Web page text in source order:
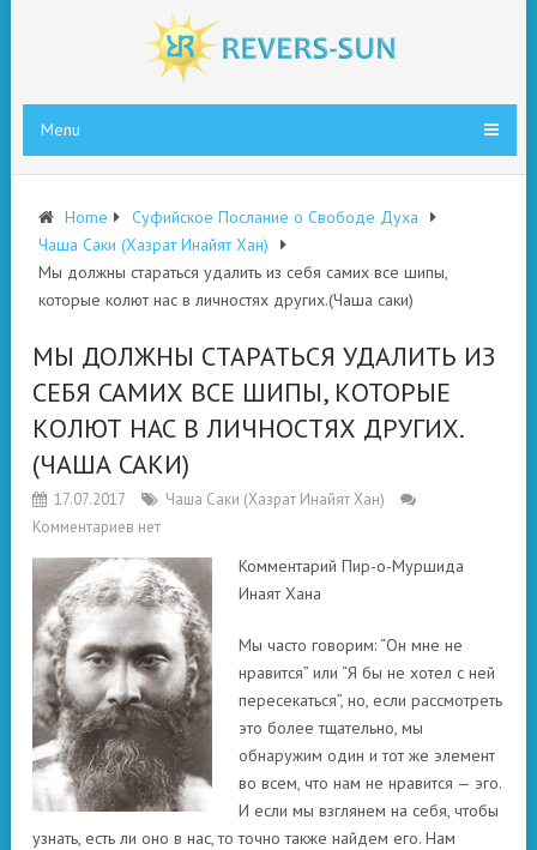
Menu
Home
Суфийское Послание о Свободе Духа
Чаша Саки (Хазрат Инайят Хан)
Мы должны стараться удалить из себя самих все шипы,
которые колют нас в личностях других.(Чаша саки)
МЫ ДОЛЖНЫ СТАРАТЬСЯ УДАЛИТЬ ИЗ
СЕБЯ САМИХ ВСЕ ШИПЫ, КОТОРЫЕ
КОЛЮТ НАС В ЛИЧНОСТЯХ ДРУГИХ.
(ЧАША САКИ)
17.07.2017
Чаша Саки (Хазрат Инайят Хан)
Комментариев нет
Комментарий Пир-о-Муршида
Инаят Хана
Мы часто говорим: “Он мне не
нравится” или “Я бы не хотел с ней
пересекаться”, но, если рассмотреть
это более тщательно, мы
обнаружим один и тот же элемент
во всем, что нам не нравится — эго.
И если мы взглянем на себя, чтобы
узнать, есть ли оно в нас, то точно также найдем его. Нам